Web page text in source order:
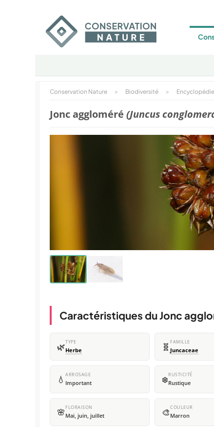
Conservation Nature > Biodiversité >
Jonc aggloméré (Juncus
Caractéristiques du Jonc
🌿TYPE
Herbe 🧬 FAMILLE
Juncaceae
💧 ARROSAGE
Important ❄️RUSTICITÉ
Rustique
🌸 FLORAISON
Mai, juin, juillet 🎨COULEUR
Marron